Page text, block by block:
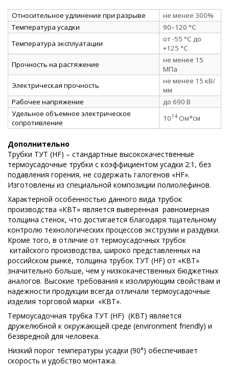
Относительное удлинение при разрыве
не менее 300%
Температура усадки
90–120 °C
Температура эксплуатации
от -55 °C до
+125 °C
Прочность на растяжение
не менее 15
МПа
Электрическая прочность
не менее 15 кВ/
мм
Рабочее напряжение
до 690 В
Удельное объемное электрическое
сопротивление
1014 Ом*см
Дополнительно
Трубки ТУТ (HF) – стандартные высококачественные
термоусадочные трубки с коэффициентом усадки 2:1, без
подавления горения, не содержать галогенов «HF».
Изготовлены из специальной композиции полиолефинов.
Характерной особенностью данного вида трубок
производства «КВТ» является выверенная равномерная
толщина стенок, что достигается благодаря тщательному
контролю технологических процессов экструзии и раздувки.
Кроме того, в отличие от термоусадочных трубок
китайского производства, широко представленных на
российском рынке, толщина трубок ТУТ (HF) от «КВТ»
значительно больше, чем у низкокачественных бюджетных
аналогов. Высокие требования к изолирующим свойствам и
надежности продукции всегда отличали термоусадочные
изделия торговой марки «КВТ».
Термоусадочная трубка ТУТ (HF) (КВТ) является
дружелюбной к окружающей среде (environment friendly) и
безвредной для человека.
Низкий порог температуры усадки (90°) обеспечивает
скорость и удобство монтажа.